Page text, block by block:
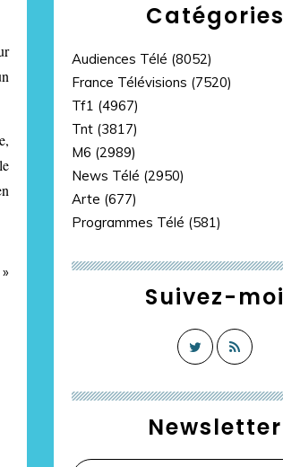
Newsletter
Catégories
Audiences Télé (8052)
France Télévisions (7520)
Tf1 (4967)
Tnt (3817)
M6 (2989)
News Télé (2950)
Arte (677)
Programmes Télé (581)
Suivez-moi